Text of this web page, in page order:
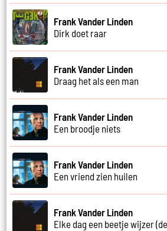
Frank Vander Linden
Dirk doet raar
Frank Vander Linden
Draag het als een man
Frank Vander Linden
Een broodje niets
Frank Vander Linden
Een vriend zien huilen
Frank Vander Linden
Elke dag een beetje wijzer